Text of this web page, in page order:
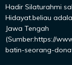
Hadir Silaturahmi
Hidayat.beliau
Jawa Tengah
(Sumber:https://
batin-seorang-